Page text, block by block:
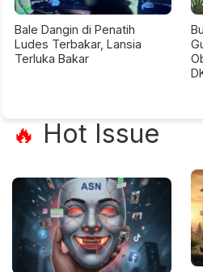
Bale Dangin di Penatih
Ludes Terbakar, Lansia
Terluka Bakar
🔥 Hot Issue